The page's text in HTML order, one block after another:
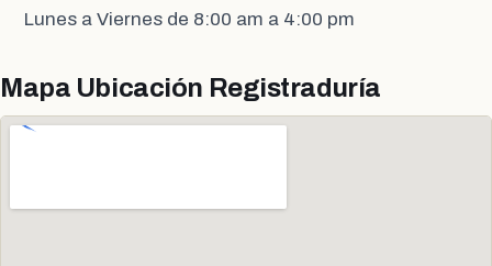
Lunes a Viernes de 8:00 am a 4:00 pm
Mapa Ubicación Registraduría